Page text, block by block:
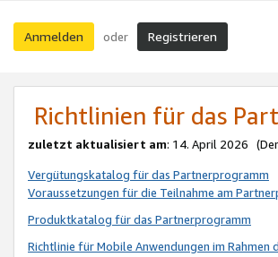
Anmelden oder Registrieren
Richtlinien für das
zuletzt aktualisiert am: 14. April 2026
Vergütungskatalog für das Partnerprogramm
Voraussetzungen für die Teilnahme am
Produktkatalog für das Partnerprogramm
Richtlinie für Mobile Anwendungen im Rahmen